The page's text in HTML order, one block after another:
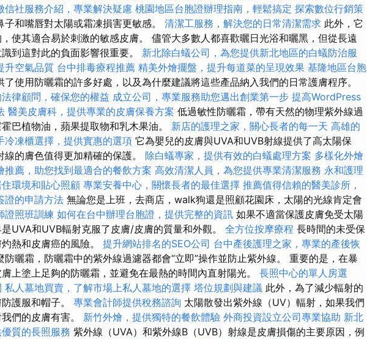
信社服務介紹，專業解決疑慮 桃園地區台胞證辦理指南，輕鬆搞定 探索數位行銷策
子和嘴唇對太陽或霜凍損害更敏感。 清潔工服務，解決您的日常清潔需求 此外，它
使其適合易於刺激的敏感皮膚。 儘管大多數人都喜歡曬日光浴和曬黑，但從長遠
到這對此的負面影響很重要。 新北除白蟻公司，為您提供新北地區的白蟻防治服
升空氣品質 台中排毒療程推薦 精美外燴擺盤，提升每道菜的呈現效果 基隆地區台胞
了使用防曬霜的許多好處，以及為什麼建議將這些產品納入我們的日常護膚程序。
律顧問，確保您的權益 成立公司，專業服務助您邁出創業第一步 提高WordPress
醫美皮膚科，提供專業的皮膚保養方案 低過敏性防曬霜，帶有天然的物理紫外線過
巴植物油，蘋果提取物和乳木果油。 新店的護理之家，關心長者的每一天 高雄的
冷凍櫃選擇，提供實惠的選項 它為嬰兒的皮膚與UVA和UVB射線提供了高太陽保
的膚色值得更加精確的保護。 除白蟻專家，提供有效的白蟻處理方案 多樣化外燴
推薦，助您找到最適合的餐飲方案 高效清潔人員，為您提供專業清潔服務 永和護理
環境和貼心照顧 專業安養中心，關懷長者的最佳選擇 推薦值得信賴的醫美診所，
證的申請方法 無論您是上班，去商店，walk狗還是照顧花園床，太陽的光線肯定會
證照班訓練 如何在台中辦理台胞證，提供完整的資訊 如果不適當保護皮膚免受太陽
UVA和UVB輻射克服了皮膚/皮膚的質量和外觀。 全方位按摩療程 長時間的未受保
熱和皮膚癌的風險。 提升網站排名的SEO公司 台中產後護理之家，專業的產後恢
防曬霜，防曬霜中的紫外線過濾器都會“立即”操作並防止紫外線。 重要的是，在暴
上塗上足夠的防曬霜，並避免在最熱的時間內直射陽光。 長照中心的單人房選
私人墓地買賣，了解市場上私人墓地的選擇 塔位規劃與建議 此外，為了減少輻射的
護服和帽子。 專業會計師提供稅務諮詢 太陽散發出紫外線（UV）輻射，如果我們
們的皮膚有害。 新竹外燴，提供獨特的餐飲體驗 外商投資設立公司專業協助 新北
質的長照服務 紫外線（UVA）和紫外線B（UVB）射線是皮膚損傷的主要原因，例